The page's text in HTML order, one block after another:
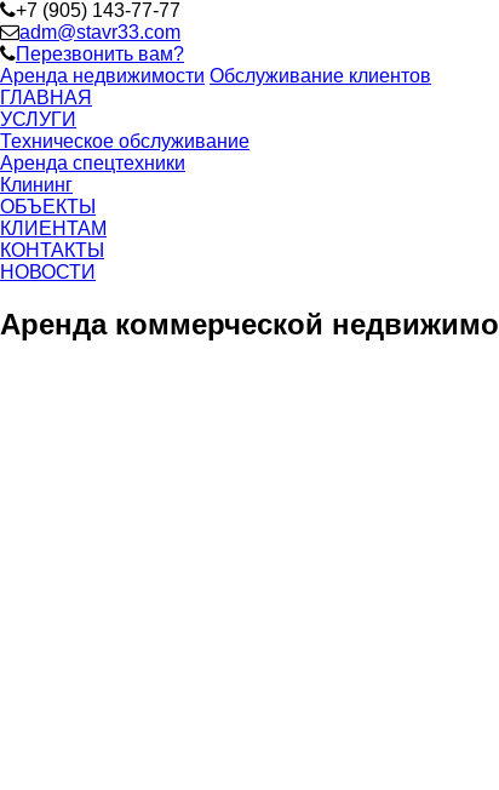
+7 (905) 143-77-77
adm@stavr33.com
Перезвонить вам?
Аренда недвижимости Обслуживание клиентов
ГЛАВНАЯ
УСЛУГИ
Техническое обслуживание
Аренда спецтехники
Клининг
ОБЪЕКТЫ
КЛИЕНТАМ
КОНТАКТЫ
НОВОСТИ
Аренда коммерческой